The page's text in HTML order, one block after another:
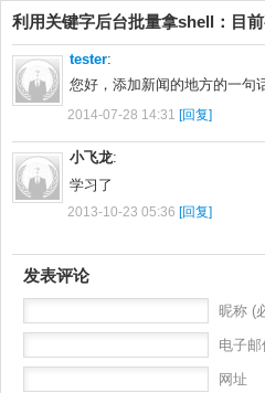
利用关键字后台批量拿shell：目
tester:
您好，添加新闻的地方的一句
2014-07-28 14:31 [回复]
小飞龙:
学习了
2013-10-23 05:36 [回复]
发表评论
昵称 (
电子
网址